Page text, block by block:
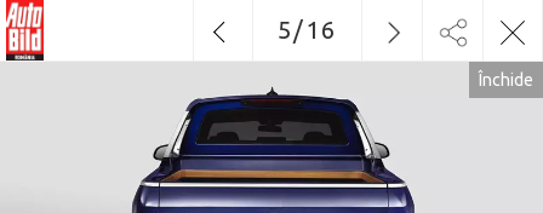
Închide
5/16